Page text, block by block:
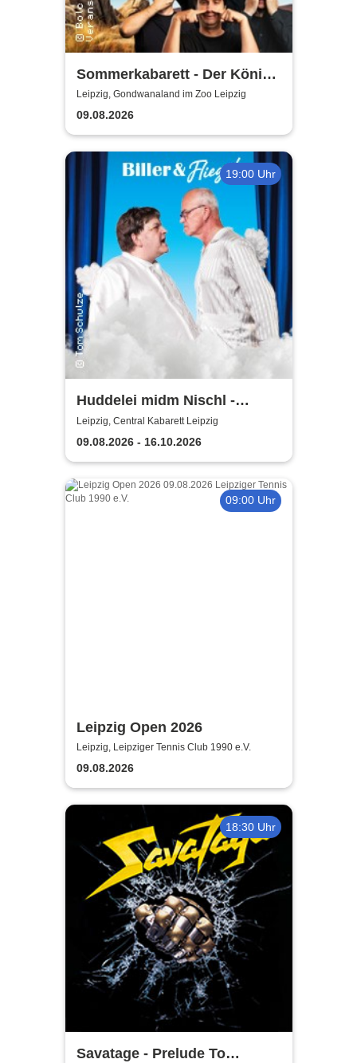
Sommerkabarett - Der König
der Blöden 2 | Central
Kabarett Leipzig
Leipzig, Gondwanaland im Zoo Leipzig
09.08.2026
19:00 Uhr
Huddelei midm Nischl -
Central Kabarett Leipzig
Leipzig, Central Kabarett Leipzig
09.08.2026 - 16.10.2026
09:00 Uhr
Leipzig Open 2026
Leipzig, Leipziger Tennis Club 1990 e.V.
09.08.2026
18:30 Uhr
Savatage - Prelude To